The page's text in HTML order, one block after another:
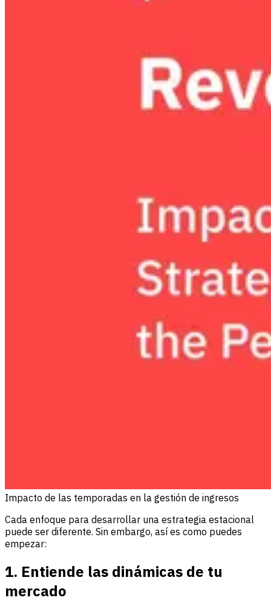
Impacto de las temporadas en la gestión de ingresos
Cada enfoque para desarrollar una estrategia estacional
puede ser diferente. Sin embargo, así es como puedes
empezar:
1. Entiende las dinámicas de tu
mercado